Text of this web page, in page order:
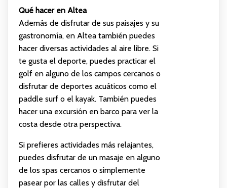
Qué hacer en Altea
Además de disfrutar de sus paisajes y su
gastronomía, en Altea también puedes
hacer diversas actividades al aire libre. Si
te gusta el deporte, puedes practicar el
golf en alguno de los campos cercanos o
disfrutar de deportes acuáticos como el
paddle surf o el kayak. También puedes
hacer una excursión en barco para ver la
costa desde otra perspectiva.
Si prefieres actividades más relajantes,
puedes disfrutar de un masaje en alguno
de los spas cercanos o simplemente
pasear por las calles y disfrutar del